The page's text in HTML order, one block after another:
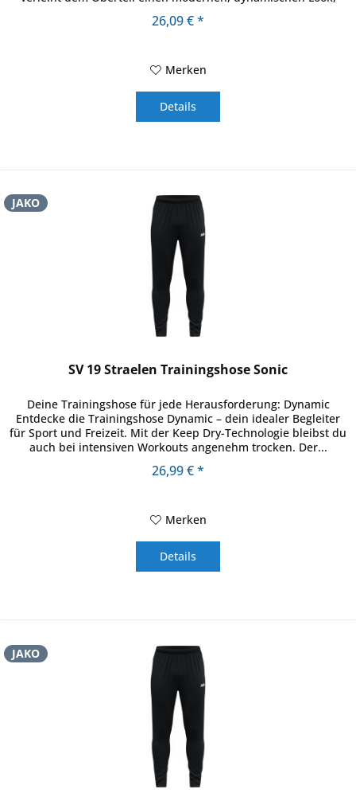
26,09 € *
Merken
Details
JAKO
SV 19 Straelen Trainingshose Sonic
Deine Trainingshose für jede Herausforderung: Dynamic
Entdecke die Trainingshose Dynamic – dein idealer Begleiter
für Sport und Freizeit. Mit der Keep Dry-Technologie bleibst du
auch bei intensiven Workouts angenehm trocken. Der...
26,99 € *
Merken
Details
JAKO